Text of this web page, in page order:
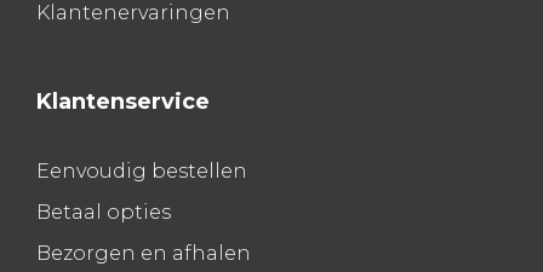
Klantenervaringen
Klantenservice
Eenvoudig bestellen
Betaal opties
Bezorgen en afhalen